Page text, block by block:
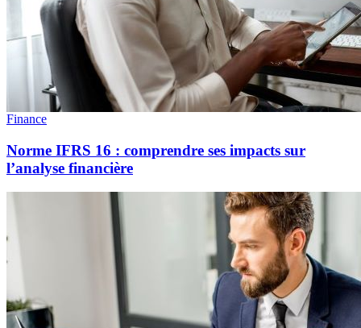
Finance
Norme IFRS 16 : comprendre ses impacts sur
l’analyse financière